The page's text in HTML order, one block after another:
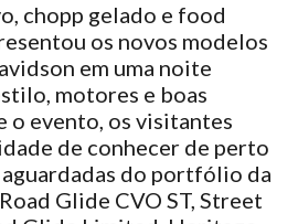
chopp gelado e food
os novos modelos
em uma noite
motores e boas
o evento, os visitantes
de conhecer de perto
aguardadas do portfólio da
Glide CVO ST, Street